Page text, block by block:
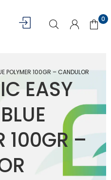
0
EASY
100GR –
POLYMER 100GR – CANDULOR